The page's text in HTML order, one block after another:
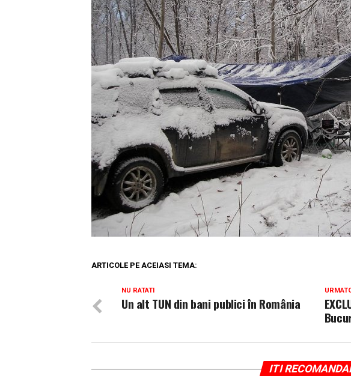
ARTICOLE PE ACEIASI TEMA:
NU RATATI
Un alt TUN din bani publici în România
ITI